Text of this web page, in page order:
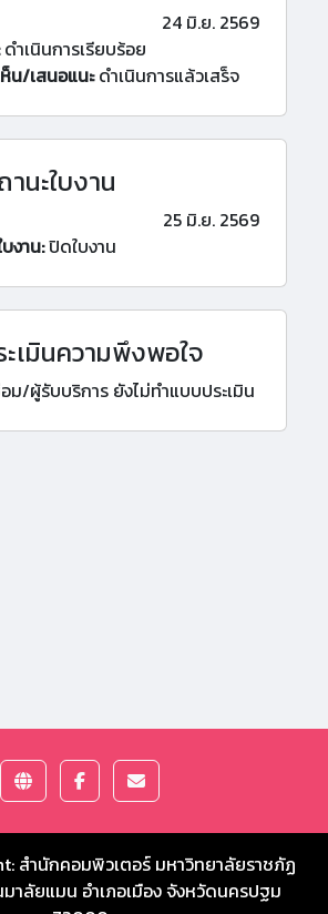
24 มิ.ย. 2569
ดำเนินการเรียบร้อย
น/เสนอแนะดำเนินการแล้วเสร็จ
านะใบงาน
25 มิ.ย. 2569
งาน:ปิดใบงาน
ะเมินความพึงพอใจ
ม/ผู้รับบริการ ยังไม่ทำแบบประเมิน
สำนักคอมพิวเตอร์ มหาวิทยาลัยราชภัฏ
าลัยแมน อำเภอเมือง จังหวัดนครปฐม